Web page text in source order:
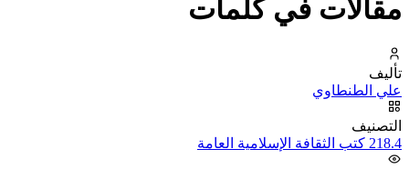
مقالات في كلمات
تأليف
علي الطنطاوي
التصنيف
218.4 كتب الثقافة الإسلامية العامة